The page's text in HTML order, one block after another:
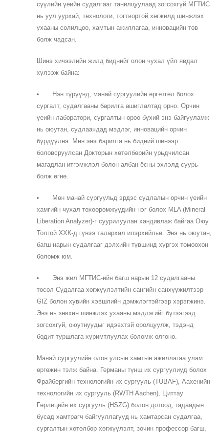
сүүлийн үеийн судалгааг танилцуулаад зогсохгүй МГТИС
нь уул уурхай, технологи, тогтвортой хөгжилд шинжлэх
ухааны солилцоо, хамтын ажиллагаа, инновацийн төв
болж чадсан.
Шинэ хичээлийн жилд биднийг олон чухал үйл явдал
хүлээж байна:
•
Нэн түрүүнд, манай сургуулийн өргөтгөл болох
сургалт, судалгааны барилга ашиглалтад орно. Орчин
үеийн лаборатори, сургалтын өрөө бүхий энэ байгууламж
нь оюутан, судлаачдад мэдлэг, инновацийн орчин
бүрдүүлнэ. Мөн энэ барилга нь бидний шинээр
боловсруулсан Докторын хөтөлбөрийн урьдчилсан
магадлан итгэмжлэл болон албан ёсны эхлэлд суурь
болж өгнө.
•
Мөн манай сургуульд эрдэс судлалын орчин үеийн
хамгийн чухал төхөөрөмжүүдийн нэг болох MLA (Mineral
Liberation Analyzer)-г суурилуулан хандивлаж байгаа Оюу
Толгой ХХК-д гүнээ талархал илэрхийлье. Энэ нь оюутан,
багш нарын судалгааг дэлхийн түвшинд хүргэх томоохон
боломж юм.
•
Энэ жил МГТИС-ийн багш нарын 12 судалгааны
төсөл Судалгаа хөгжүүлэлтийн сангийн санхүүжилтээр
GIZ болон хувийн хэвшлийн дэмжлэгтэйгээр хэрэгжинэ.
Энэ нь зөвхөн шинжлэх ухааны мэдлэгийг бүтээгээд
зогсохгүй, оюутнуудыг идэвхтэй оролцуулж, тэдэнд
бодит туршлага хуримтлуулах боломж олгоно.
Манай сургуулийн олон улсын хамтын ажиллагаа улам
өргөжин тэлж байна. Германы түнш их сургуулиуд болох
Фрайбергийн технологийн их сургууль (TUBAF), Аахенийн
технологийн их сургууль (RWTH Aachen), Циттау
Гөрлицийн их сургууль (HSZG) болон дотоод, гадаадын
бусад хамтрагч байгууллагууд нь хамтарсан судалгаа,
сургалтын хөтөлбөр хөгжүүлэлт, зочин профессор багш,